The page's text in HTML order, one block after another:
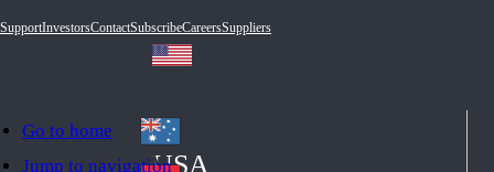
Go to home
Jump to navigation
SupportInvestorsContactSubscribeCareersSuppliers
USA
Au